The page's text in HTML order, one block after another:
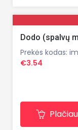
Dodo (spalvų
Prekės kodas:
€3.54
Plačiau